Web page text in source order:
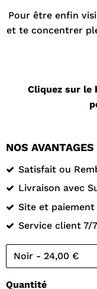
Pour être enfin
et te concentrer
Cliquez sur le
NOS AVANTAGES
Satisfait ou
Livraison avec
Site et
Service client 7/
Quantité